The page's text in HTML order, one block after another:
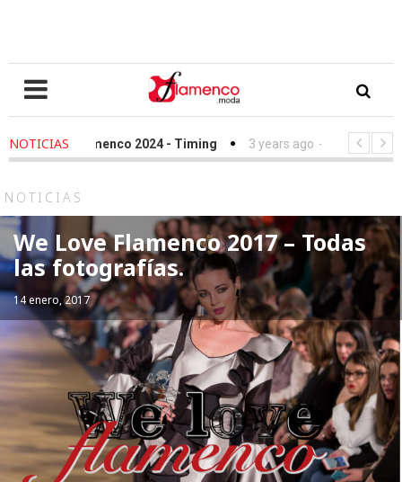
NOTICIAS
Flamenco 2024 - Timing 3 years ago - Simof 2023 -
NOTICIAS
We Love Flamenco 2017 – Todas
las fotografías.
14 enero, 2017